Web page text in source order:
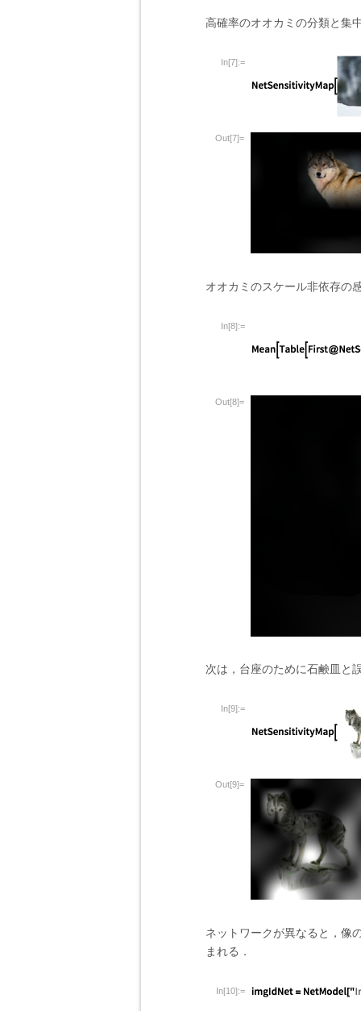
高確率のオオカミの分類と集
In[7]:=
Out[7]=
オオカミのスケール非依存の
In[8]:=
Out[8]=
次は，台座のために石鹸皿と
In[9]:=
Out[9]=
ネットワークが異なると，像
まれる．
In[10]:=